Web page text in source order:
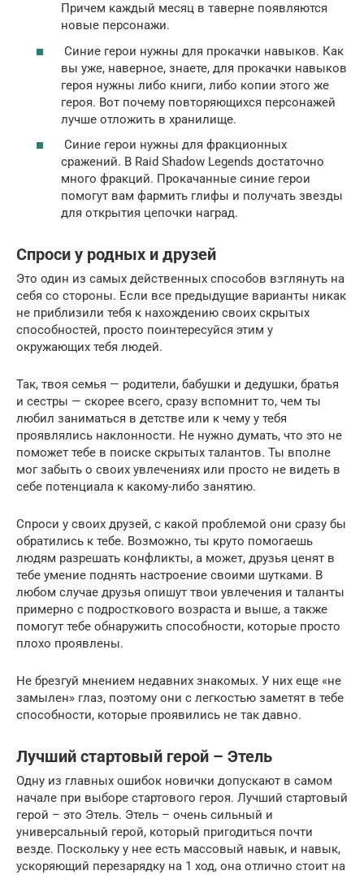
Причем каждый месяц в таверне появляются
новые персонажи.
Синие герои нужны для прокачки навыков. Как
вы уже, наверное, знаете, для прокачки навыков
героя нужны либо книги, либо копии этого же
героя. Вот почему повторяющихся персонажей
лучше отложить в хранилище.
Синие герои нужны для фракционных
сражений. В Raid Shadow Legends достаточно
много фракций. Прокачанные синие герои
помогут вам фармить глифы и получать звезды
для открытия цепочки наград.
Спроси у родных и друзей
Это один из самых действенных способов взглянуть на
себя со стороны. Если все предыдущие варианты никак
не приблизили тебя к нахождению своих скрытых
способностей, просто поинтересуйся этим у
окружающих тебя людей.
Так, твоя семья — родители, бабушки и дедушки, братья
и сестры — скорее всего, сразу вспомнит то, чем ты
любил заниматься в детстве или к чему у тебя
проявлялись наклонности. Не нужно думать, что это не
поможет тебе в поиске скрытых талантов. Ты вполне
мог забыть о своих увлечениях или просто не видеть в
себе потенциала к какому-либо занятию.
Спроси у своих друзей, с какой проблемой они сразу бы
обратились к тебе. Возможно, ты круто помогаешь
людям разрешать конфликты, а может, друзья ценят в
тебе умение поднять настроение своими шутками. В
любом случае друзья опишут твои увлечения и таланты
примерно с подросткового возраста и выше, а также
помогут тебе обнаружить способности, которые просто
плохо проявлены.
Не брезгуй мнением недавних знакомых. У них еще «не
замылен» глаз, поэтому они с легкостью заметят в тебе
способности, которые проявились не так давно.
Лучший стартовый герой – Этель
Одну из главных ошибок новички допускают в самом
начале при выборе стартового героя. Лучший стартовый
герой – это Этель. Этель – очень сильный и
универсальный герой, который пригодиться почти
везде. Поскольку у нее есть массовый навык, и навык,
ускоряющий перезарядку на 1 ход, она отлично стоит на